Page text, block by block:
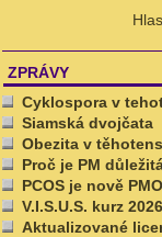
ZPRÁVY
Cyklospora v
Siamská dvojčata
Obezita v
Proč je PM
PCOS je nově
V.I.S.U.S. kurz 2026
Aktualizované